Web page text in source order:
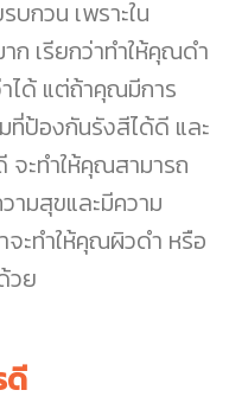
กวน เพราะใน
เรียกว่าทำให้คุณดำ
าได้ แต่ถ้าคุณมีการ
ที่ป้องกันรังสีได้ดี และ
จะทำให้คุณสามารถ
ามสุขและมีความ
จะทำให้คุณผิวดำ หรือ
วย
ดี